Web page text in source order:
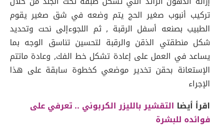
تركيب أنبوب صغير الحج يتم وضعه في شق صغير يقوم
الطبيب بصنعه أسفل الرقبة , ثم اللجوءإلى نحت وتحديد
شكل منطقتي الذقن والرقبة لتحسين تناسق الوجه بما
يساعد في العمل على إعادة تشكل خط الفك, وعادة ماتتم
الإستعانة بحقن تخدير موضعي كخطوة سابقة على هذا
الإجراء
اقرأ أيضا التقشير بالليزر الكربوني .. تعرفي على
فوائده للبشرة